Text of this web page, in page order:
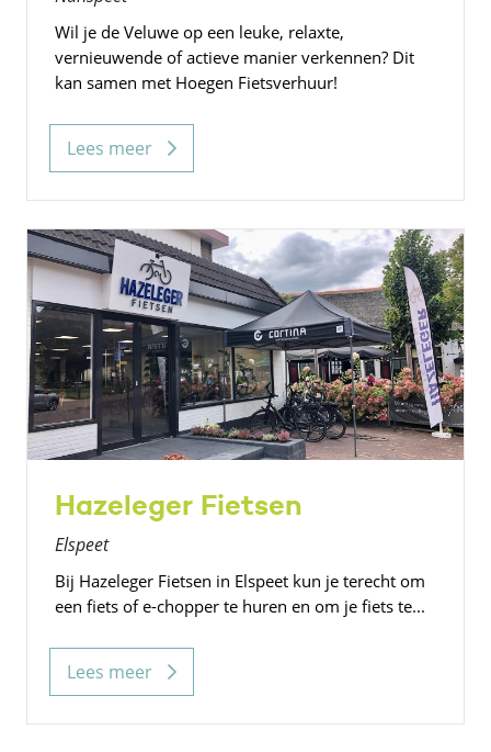
Wil je de Veluwe op een leuke, relaxte,
vernieuwende of actieve manier verkennen? Dit
kan samen met Hoegen Fietsverhuur!
Lees meer
Hazeleger Fietsen
Elspeet
Bij Hazeleger Fietsen in Elspeet kun je terecht om
een fiets of e-chopper te huren en om je fiets te...
Lees meer